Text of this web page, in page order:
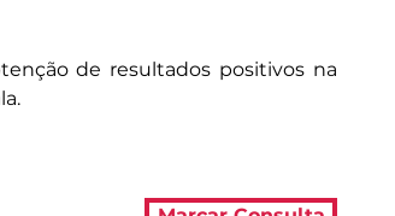
de resultados positivos na